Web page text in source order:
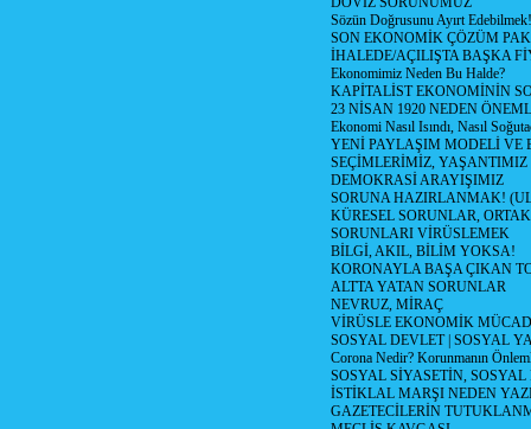
Sözün Doğrusunu Ayırt Edebilmek!
SON EKONOMİK ÇÖZÜM
İHALEDE/AÇILIŞTA BAŞKA
Ekonomimiz Neden Bu Halde?
KAPİTALİST EKONOMİNİN
23 NİSAN 1920 NEDEN
Ekonomi Nasıl Isındı, Nasıl
YENİ PAYLAŞIM MODELİ VE
SEÇİMLERİMİZ, YAŞANTIMIZ
DEMOKRASİ ARAYIŞIMIZ
SORUNA HAZIRLANMAK!
KÜRESEL SORUNLAR,
SORUNLARI VİRÜSLEMEK
BİLGİ, AKIL, BİLİM YOKSA!
KORONAYLA BAŞA ÇIKAN
ALTTA YATAN SORUNLAR
NEVRUZ, MİRAÇ
VİRÜSLE EKONOMİK
SOSYAL DEVLET | SOSYAL
Corona Nedir? Korunmanın
SOSYAL SİYASETİN,
İSTİKLAL MARŞI NEDEN
GAZETECİLERİN